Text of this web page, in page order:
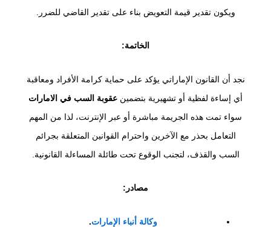
ويكون تقدير قيمة التعويض بناء على تقدير القاضي للضرر.
الخاتمة:
نجد أن القانون الإماراتي يؤكد على حماية كرامة الأفراد ومعاقبة
أي إساءة لفظية أو تشهيرية بتضمين عقوبة السب في الامارات
سواء تمت هذه الجريمة مباشرة أو عبر الإنترنت، لذا من المهم
التعامل بحذر مع الآخرين واحترام القوانين المتعلقة بجرائم
السب والقذف، لتجنب الوقوع تحت طائلة المساءلة القانونية.
مصادر:
وكالة أنباء الإمارات.